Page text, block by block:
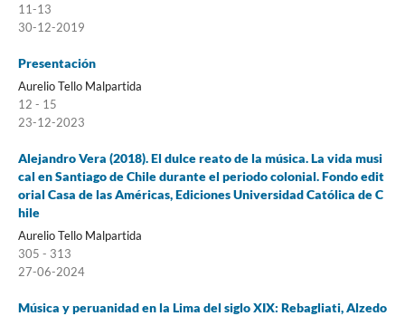
11-13
30-12-2019
Presentación
Aurelio Tello Malpartida
12 - 15
23-12-2023
Alejandro Vera (2018). El dulce reato de la música. La vida musi
cal en Santiago de Chile durante el periodo colonial. Fondo edit
orial Casa de las Américas, Ediciones Universidad Católica de C
hile
Aurelio Tello Malpartida
305 - 313
27-06-2024
Música y peruanidad en la Lima del siglo XIX: Rebagliati, Alzedo